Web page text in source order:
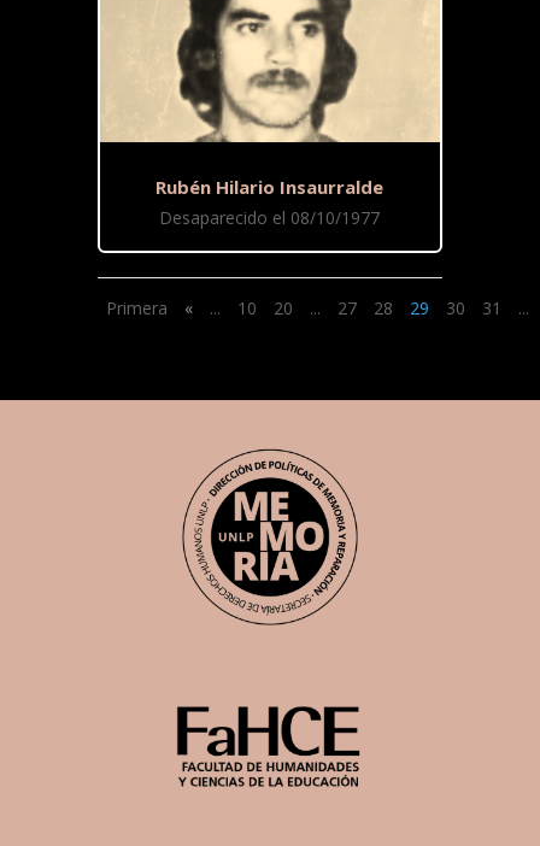
Rubén Hilario Insaurralde
Desaparecido el 08/10/1977
Primera « ... 10 20 ... 27 28 29 30 31 ...